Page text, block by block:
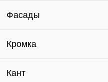
Фасады
Кромка
Кант